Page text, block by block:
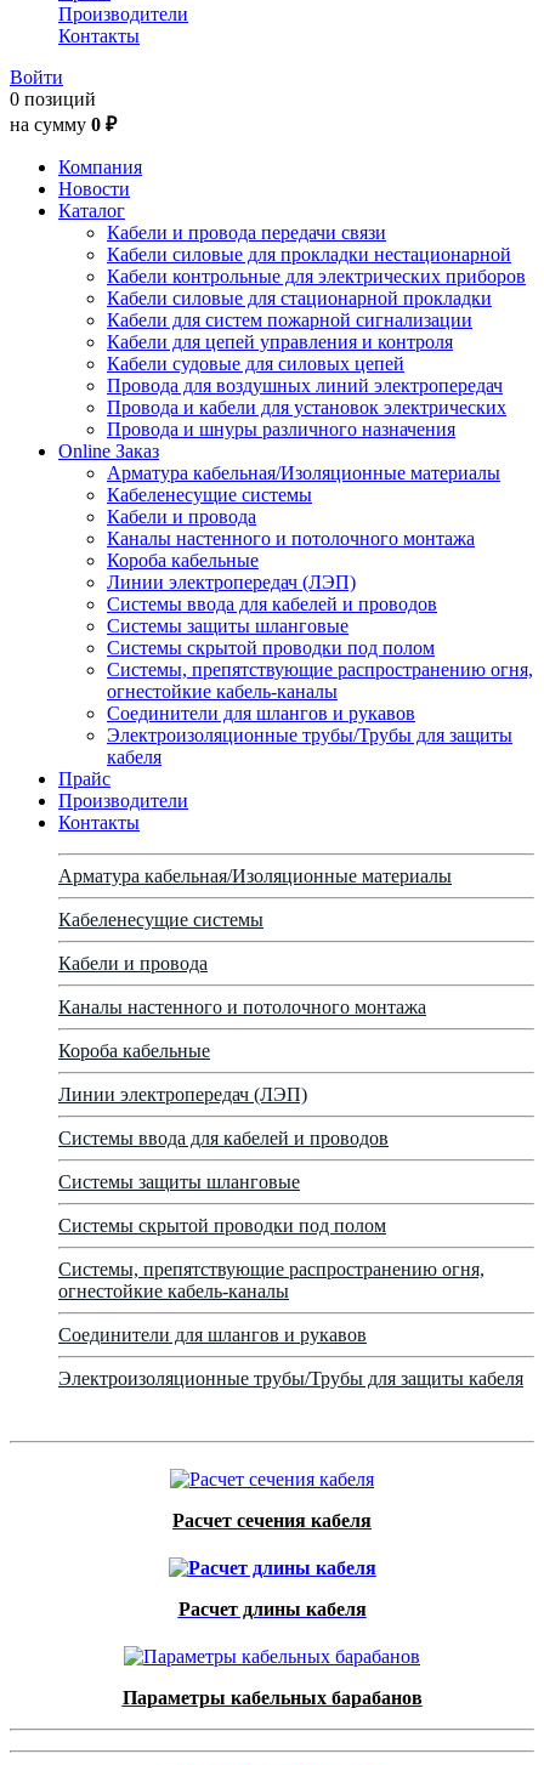
Производители
Контакты
Войти
0 позиций
на сумму 0 ₽
Компания
Новости
Каталог
Кабели и провода передачи связи
Кабели силовые для прокладки нестационарной
Кабели контрольные для электрических приборов
Кабели силовые для стационарной прокладки
Кабели для систем пожарной сигнализации
Кабели для цепей управления и контроля
Кабели судовые для силовых цепей
Провода для воздушных линий электропередач
Провода и кабели для установок электрических
Провода и шнуры различного назначения
Online Заказ
Арматура кабельная/Изоляционные материалы
Кабеленесущие системы
Кабели и провода
Каналы настенного и потолочного монтажа
Короба кабельные
Линии электропередач (ЛЭП)
Системы ввода для кабелей и проводов
Системы защиты шланговые
Системы скрытой проводки под полом
Системы, препятствующие распространению огня,
огнестойкие кабель-каналы
Соединители для шлангов и рукавов
Электроизоляционные трубы/Трубы для защиты
кабеля
Прайс
Производители
Контакты
Арматура кабельная/Изоляционные материалы
Кабеленесущие системы
Кабели и провода
Каналы настенного и потолочного монтажа
Короба кабельные
Линии электропередач (ЛЭП)
Системы ввода для кабелей и проводов
Системы защиты шланговые
Системы скрытой проводки под полом
Системы, препятствующие распространению огня,
огнестойкие кабель-каналы
Соединители для шлангов и рукавов
Электроизоляционные трубы/Трубы для защиты кабеля
Расчет сечения кабеля
Расчет длины кабеля
Параметры кабельных барабанов